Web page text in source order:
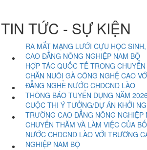
TIN TỨC - SỰ KIỆN
RA MẮT MẠNG LƯỚI CỰU HỌC
CAO ĐẲNG NÔNG NGHIỆP NAM BỘ
HỢP TÁC QUỐC TẾ TRONG
CHĂN NUÔI GÀ CÔNG NGHỆ CAO
ĐẲNG NGHỀ NƯỚC CHDCND LÀO
THÔNG BÁO TUYỂN DỤNG NĂM 2026
CUỘC THI Ý TƯỞNG/DỰ ÁN KHỞI
TRƯỜNG CAO ĐẲNG NÔNG NGHIỆP
CHUYẾN THĂM VÀ LÀM VIỆC CỦA
NƯỚC CHDCND LÀO VỚI TRƯỜNG
NGHIỆP NAM BỘ